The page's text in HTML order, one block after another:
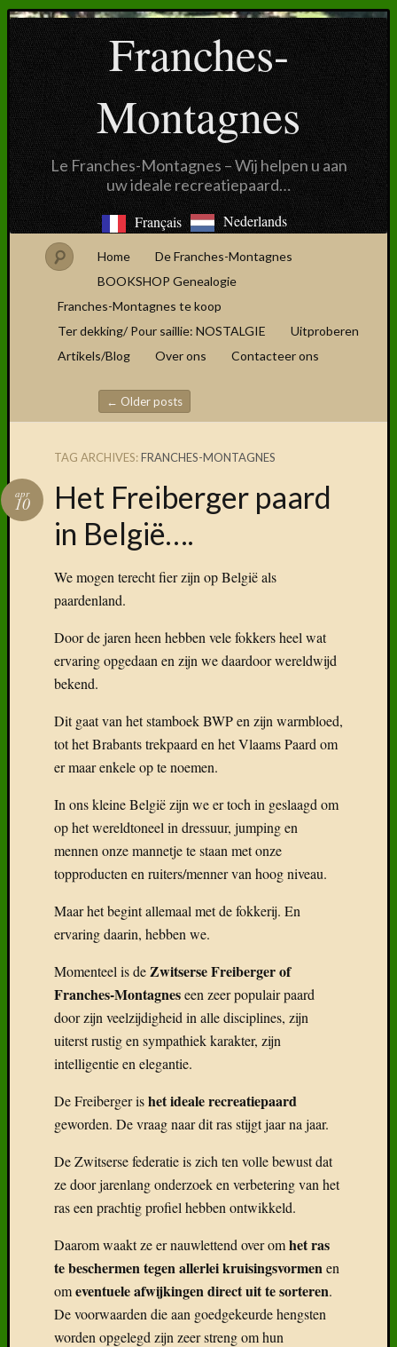
Franches-
Montagnes
Le Franches-Montagnes – Wij helpen u aan
uw ideale recreatiepaard…
Français Nederlands
Home
De Franches-Montagnes
BOOKSHOP Genealogie
Franches-Montagnes te koop
Ter dekking/ Pour saillie: NOSTALGIE
Uitproberen
Artikels/Blog
Over ons Contacteer ons
TAG ARCHIVES:FRANCHES-MONTAGNES
Post navigation
← Older posts
Het Freiberger paard
in België….
apr
10
We mogen terecht fier zijn op België als
paardenland.
Door de jaren heen hebben vele fokkers heel wat
ervaring opgedaan en zijn we daardoor wereldwijd
bekend.
Dit gaat van het stamboek BWP en zijn warmbloed,
tot het Brabants trekpaard en het Vlaams Paard om
er maar enkele op te noemen.
In ons kleine België zijn we er toch in geslaagd om
op het wereldtoneel in dressuur, jumping en
mennen onze mannetje te staan met onze
topproducten en ruiters/menner van hoog niveau.
Maar het begint allemaal met de fokkerij. En
ervaring daarin, hebben we.
Momenteel is deZwitserse Freiberger of
Franches-Montagneseen zeer populair paard
door zijn veelzijdigheid in alle disciplines, zijn
uiterst rustig en sympathiek karakter, zijn
intelligentie en elegantie.
De Freiberger ishet ideale recreatiepaard
geworden. De vraag naar dit ras stijgt jaar na jaar.
De Zwitserse federatie is zich ten volle bewust dat
ze door jarenlang onderzoek en verbetering van het
ras een prachtig profiel hebben ontwikkeld.
Daarom waakt ze er nauwlettend over omhet ras
te beschermen tegen allerlei kruisingsvormenen
omeventuele afwijkingen direct uit te sorteren.
De voorwaarden die aan goedgekeurde hengsten
worden opgelegd zijn zeer streng om hun